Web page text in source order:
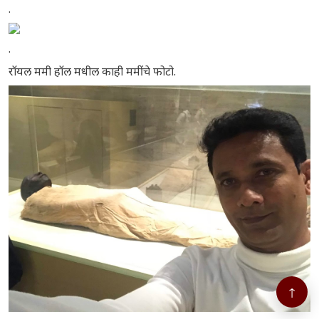
.
.
रॉयल ममी हॉल मधील काही ममींचे फोटो.
↑